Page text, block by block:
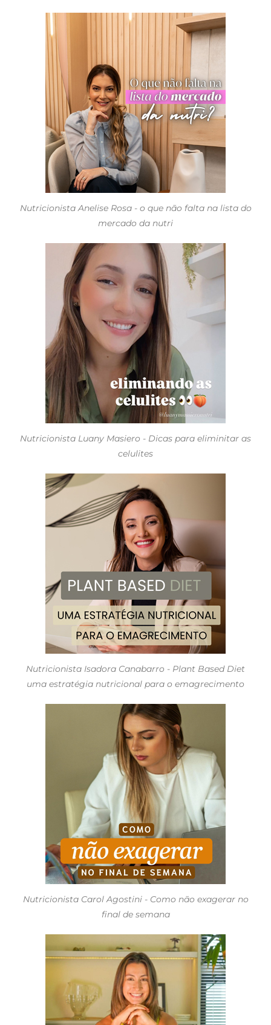
Nutricionista Anelise Rosa - o que não falta na lista do
mercado da nutri
Nutricionista Luany Masiero - Dicas para eliminitar as
celulites
Nutricionista Isadora Canabarro - Plant Based Diet
uma estratégia nutricional para o emagrecimento
Nutricionista Carol Agostini - Como não exagerar no
final de semana